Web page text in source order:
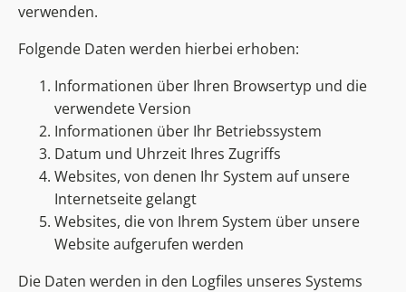
verwenden.
Folgende Daten werden hierbei erhoben:
Informationen über Ihren Browsertyp und die
verwendete Version
Informationen über Ihr Betriebssystem
Datum und Uhrzeit Ihres Zugriffs
Websites, von denen Ihr System auf unsere
Internetseite gelangt
Websites, die von Ihrem System über unsere
Website aufgerufen werden
Die Daten werden in den Logfiles unseres Systems